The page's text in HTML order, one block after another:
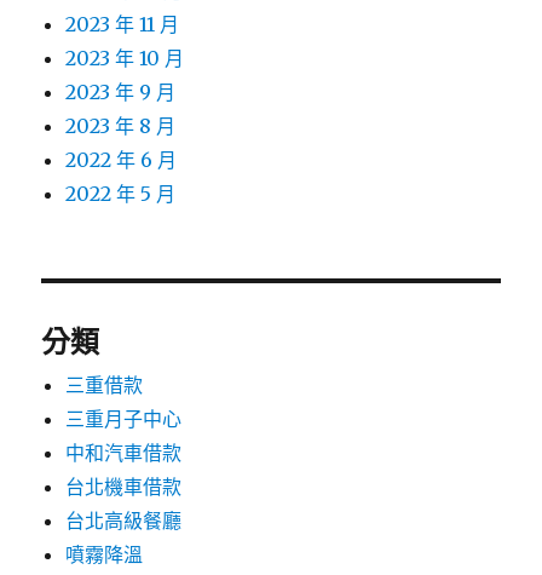
2023 年 11 月
2023 年 10 月
2023 年 9 月
2023 年 8 月
2022 年 6 月
2022 年 5 月
分類
三重借款
三重月子中心
中和汽車借款
台北機車借款
台北高級餐廳
噴霧降溫